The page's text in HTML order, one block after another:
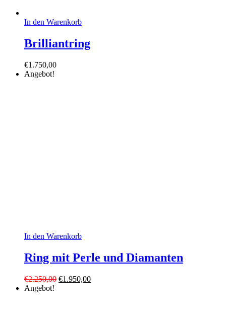
In den Warenkorb
Brilliantring
€1.750,00
Angebot!
In den Warenkorb
Ring mit Perle und Diamanten
€2.250,00 Ursprünglicher
€1.950,00Aktueller
Angebot!